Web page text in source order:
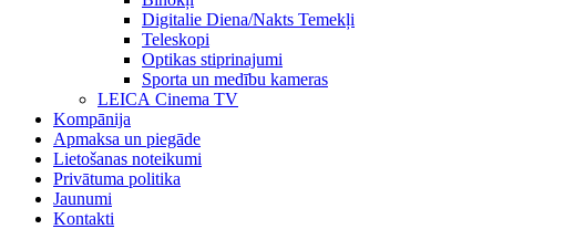
Digitalie Diena/Nakts Temekļi
Teleskopi
Optikas stiprinajumi
Sporta un medību kameras
LEICA Cinema TV
Kompānija
Apmaksa un piegāde
Lietošanas noteikumi
Privātuma politika
Jaunumi
Kontakti